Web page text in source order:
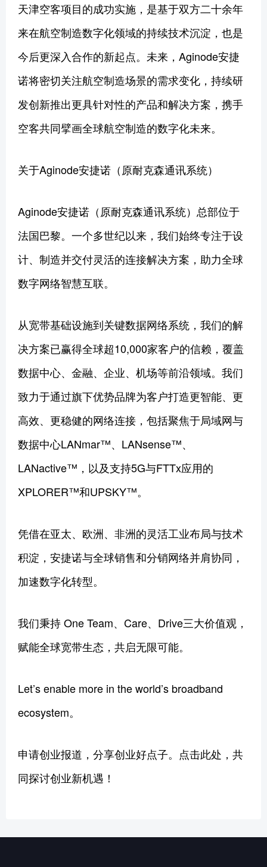
天津空客项目的成功实施，是基于双方二十余年
来在航空制造数字化领域的持续技术沉淀，也是
今后更深入合作的新起点。未来，Aginode安捷
诺将密切关注航空制造场景的需求变化，持续研
发创新推出更具针对性的产品和解决方案，携手
空客共同擘画全球航空制造的数字化未来。
关于Aginode安捷诺（原耐克森通讯系统）
Aginode安捷诺（原耐克森通讯系统）总部位于
法国巴黎。一个多世纪以来，我们始终专注于设
计、制造并交付灵活的连接解决方案，助力全球
数字网络智慧互联。
从宽带基础设施到关键数据网络系统，我们的解
决方案已赢得全球超10,000家客户的信赖，覆盖
数据中心、金融、企业、机场等前沿领域。我们
致力于通过旗下优势品牌为客户打造更智能、更
高效、更稳健的网络连接，包括聚焦于局域网与
数据中心LANmar™、LANsense™、
LANactive™，以及支持5G与FTTx应用的
XPLORER™和UPSKY™。
凭借在亚太、欧洲、非洲的灵活工业布局与技术
积淀，安捷诺与全球销售和分销网络并肩协同，
加速数字化转型。
我们秉持 One Team、Care、Drive三大价值观，
赋能全球宽带生态，共启无限可能。
Let’s enable more in the world’s broadband
ecosystem。
申请创业报道，分享创业好点子。点击此处，共
同探讨创业新机遇！